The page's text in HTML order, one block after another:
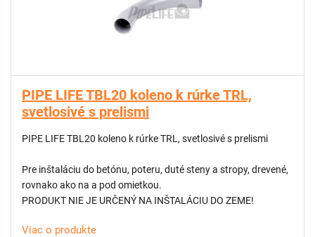
PIPE LIFE TBL20 koleno k rúrke TRL,
svetlosivé s prelismi
PIPE LIFE TBL20 koleno k rúrke TRL, svetlosivé s prelismi
Pre inštaláciu do betónu, poteru, duté steny a stropy, drevené,
rovnako ako na a pod omietkou.
PRODUKT NIE JE URČENÝ NA INŠTALÁCIU DO ZEME!
Viac o produkte